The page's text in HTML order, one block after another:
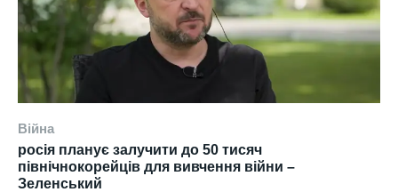
Війна
росія планує залучити до 50 тисяч
північнокорейців для вивчення війни –
Зеленський